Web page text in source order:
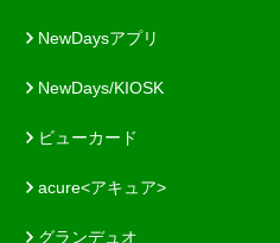
NewDaysアプリ
NewDays/KIOSK
ビューカード
acure<アキュア>
グランデュオ